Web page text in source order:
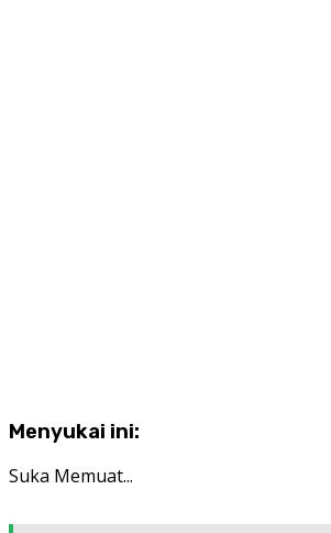
Menyukai ini:
Suka Memuat...